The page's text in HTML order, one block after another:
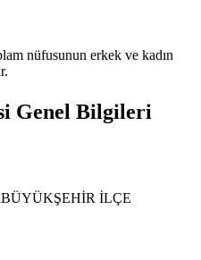
nüfusunun erkek ve kadın
Genel Bilgileri
BÜYÜKŞEHİR İLÇE